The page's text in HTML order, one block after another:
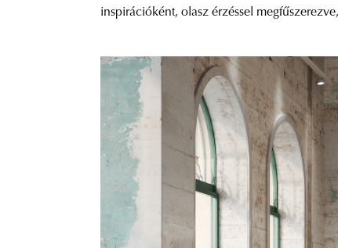
inspirációként, olasz érzéssel